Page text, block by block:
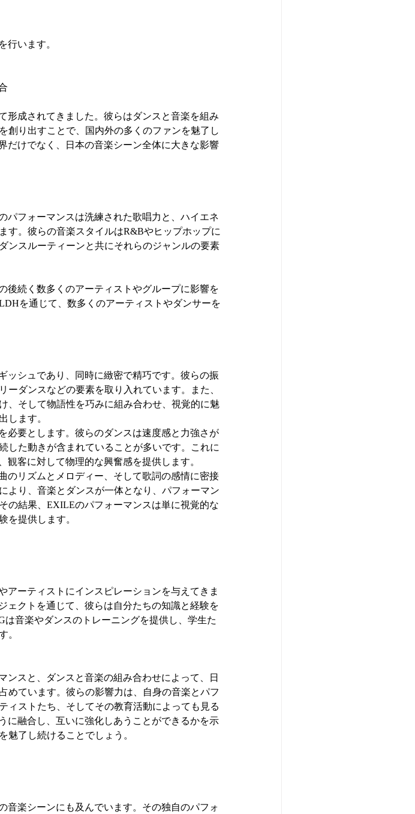
行います。
形成されてきました。彼らはダンスと音楽を組み
創り出すことで、国内外の多くのファンを魅了し
だけでなく、日本の音楽シーン全体に大きな影響
パフォーマンスは洗練された歌唱力と、ハイエネ
す。彼らの音楽スタイルはR&Bやヒップホップに
ンスルーティーンと共にそれらのジャンルの要素
後続く数多くのアーティストやグループに影響を
を通じて、数多くのアーティストやダンサーを
ッシュであり、同時に緻密で精巧です。彼らの振
ダンスなどの要素を取り入れています。また、
、そして物語性を巧みに組み合わせ、視覚的に魅
します。
必要とします。彼らのダンスは速度感と力強さが
した動きが含まれていることが多いです。これに
客に対して物理的な興奮感を提供します。
のリズムとメロディー、そして歌詞の感情に密接
より、音楽とダンスが一体となり、パフォーマン
の結果、EXILEのパフォーマンスは単に視覚的な
を提供します。
ーティストにインスピレーションを与えてきま
ェクトを通じて、彼らは自分たちの知識と経験を
音楽やダンスのトレーニングを提供し、学生た
。
スと、ダンスと音楽の組み合わせによって、日
めています。彼らの影響力は、自身の音楽とパフ
ィストたち、そしてその教育活動によっても見る
に融合し、互いに強化しあうことができるかを示
魅了し続けることでしょう。
楽シーンにも及んでいます。その独自のパフォ